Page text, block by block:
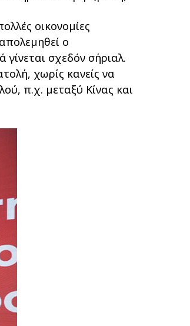
οικονοµίες
ο
σχεδόν σήριαλ.
χωρίς κανείς να
π.χ. µεταξύ Κίνας και